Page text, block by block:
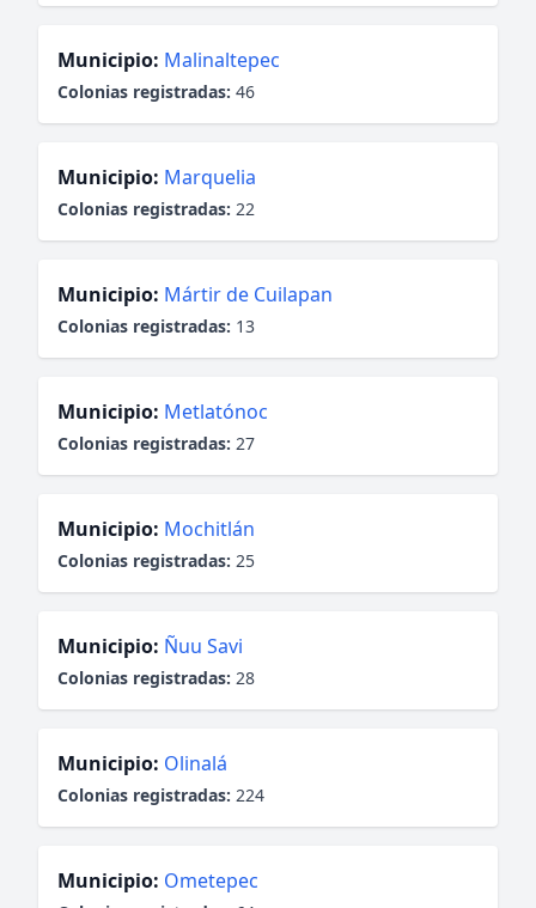
Municipio: Malinaltepec
Colonias registradas: 46
Municipio: Marquelia
Colonias registradas: 22
Municipio: Mártir de Cuilapan
Colonias registradas: 13
Municipio: Metlatónoc
Colonias registradas: 27
Municipio: Mochitlán
Colonias registradas: 25
Municipio: Ñuu Savi
Colonias registradas: 28
Municipio: Olinalá
Colonias registradas: 224
Municipio: Ometepec